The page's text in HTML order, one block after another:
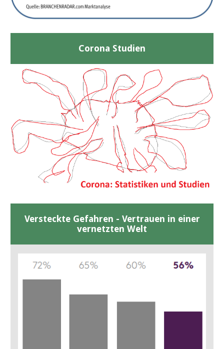
Corona Studien
Versteckte Gefahren - Vertrauen in einer
vernetzten Welt